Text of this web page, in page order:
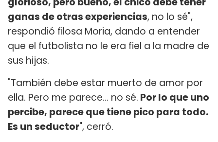
ganas de otras experiencias, no lo sé",
respondió filosa Moria, dando a entender
que el futbolista no le era fiel a la madre de
sus hijas.
"También debe estar muerto de amor por
ella. Pero me parece... no sé. Por lo que uno
percibe, parece que tiene pico para todo.
Es un seductor", cerró.